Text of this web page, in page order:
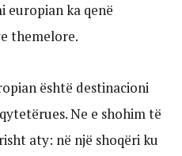
europian ka qenë
themelore.
është destinacioni
Ne e shohim të
aty: në një shoqëri ku